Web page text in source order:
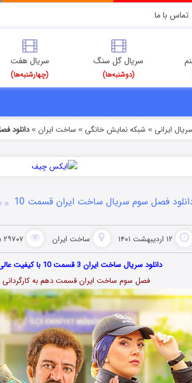
تماس با ما
سریال گل سنگ
(دوشنبه‌ها)
سریال هفت
(چهارشنبه‌ها)
ایرانی » شبکه نمایش خانگی » ساخت ایران »دانلود
فصل سوم سریال ساخت ایران قسمت 10
۱۲ اردیبهشت ۱۴۰۱ ساخت ایران ۲۹۷۰۷ بازدید
دانلود سریال ساخت ایران 3 قسمت 10 با کیفیت عالی Full HD BluRay
فصل سوم ساخت ایران قسمت دهم به کارگردانی